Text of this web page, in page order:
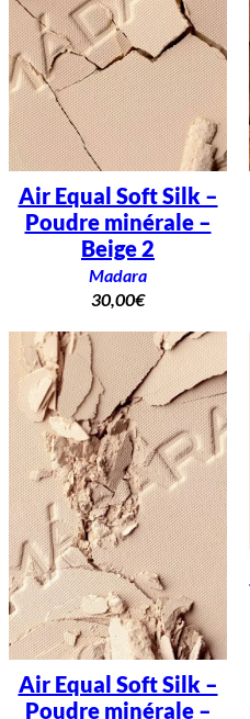
Air Equal Soft Silk –
Poudre minérale –
Beige 2
Madara
30,00€
Air Equal Soft Silk –
Poudre minérale –